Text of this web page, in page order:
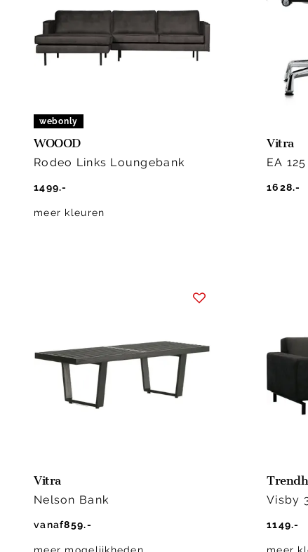
webonly
WOOOD
Rodeo Links Loungebank
1499.-
meer kleuren
Vitra
EA
1628.-
Vitra
Nelson Bank
vanaf859.-
meer mogelijkheden
Visby
1149.-
meer